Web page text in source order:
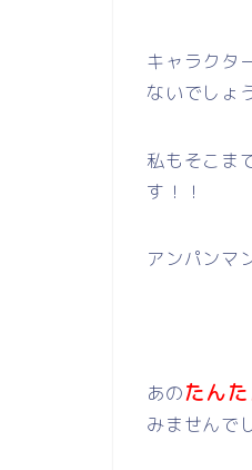
キャラクタ
ないでしょ
私もそこま
す！！
アンパンマ
あのたん
みませんで